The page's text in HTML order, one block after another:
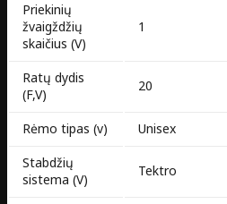
Priekinių
žvaigždžių
skaičius (V)
1
Ratų dydis
(F,V)
20
Rėmo tipas (v)
Unisex​
Stabdžių
sistema (V)
Tektro